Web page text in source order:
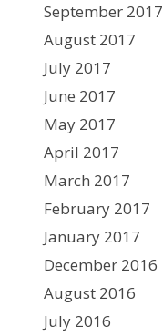
September 2017
August 2017
July 2017
June 2017
May 2017
April 2017
March 2017
February 2017
January 2017
December 2016
August 2016
July 2016